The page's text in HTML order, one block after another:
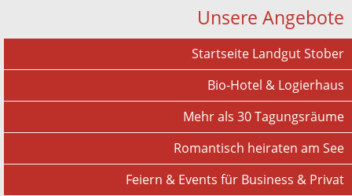
Unsere Angebote
Startseite Landgut Stober
Bio-Hotel & Logierhaus
Mehr als 30 Tagungsräume
Romantisch heiraten am See
Feiern & Events für Business & Privat